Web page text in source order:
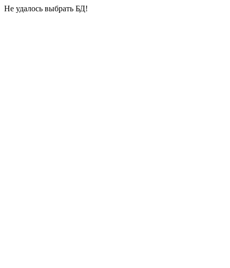
Не удалось выбрать БД!